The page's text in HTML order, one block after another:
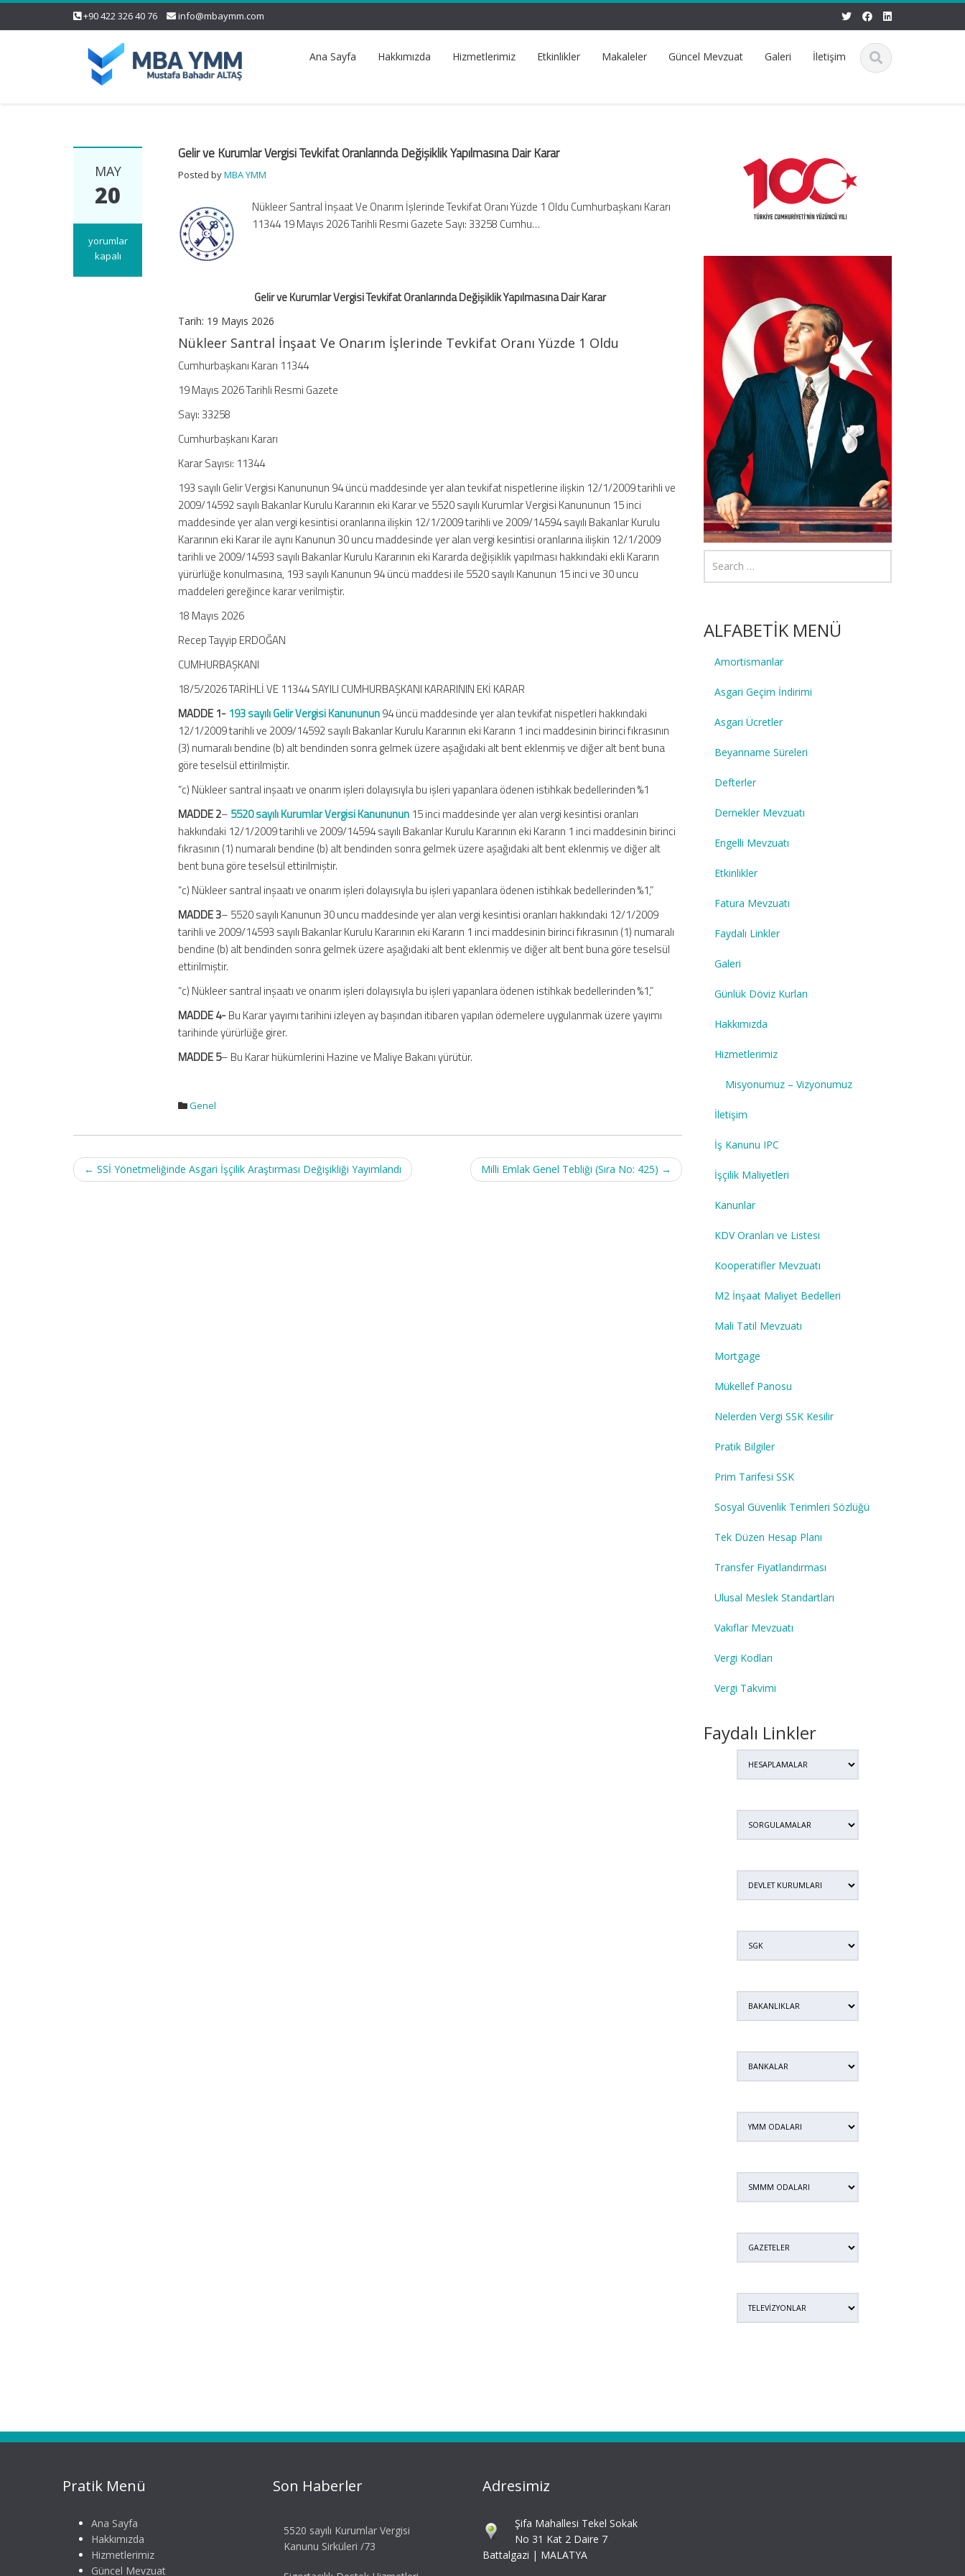
+90 422 326 40 76 info@mbaymm.com
Ana Sayfa Hakkımızda Hizmetlerimiz Etkinlikler Makaleler Güncel Mevzuat Galeri İletişim
MAY
20
Gelir
ve
yorumlar
kapalı
Gelir ve Kurumlar Vergisi Tevkifat Oranlarında Değişiklik Yapılmasına Dair Karar
Posted byMBA YMM
Nükleer Santral İnşaat Ve Onarım İşlerinde Tevkifat Oranı Yüzde 1 Oldu Cumhurbaşkanı Kararı
11344 19 Mayıs 2026 Tarihli Resmi Gazete Sayı: 33258 Cumhu…
Gelir ve Kurumlar Vergisi Tevkifat Oranlarında Değişiklik Yapılmasına Dair Karar
Tarih: 19 Mayıs 2026
Nükleer Santral İnşaat Ve Onarım İşlerinde Tevkifat Oranı Yüzde 1 Oldu
Cumhurbaşkanı Kararı 11344
19 Mayıs 2026 Tarihli Resmi Gazete
Sayı: 33258
Cumhurbaşkanı Kararı
Karar Sayısı: 11344
193 sayılı Gelir Vergisi Kanununun 94 üncü maddesinde yer alan tevkifat nispetlerine ilişkin 12/1/2009 tarihli ve
2009/14592 sayılı Bakanlar Kurulu Kararının eki Karar ve 5520 sayılı Kurumlar Vergisi Kanununun 15 inci
maddesinde yer alan vergi kesintisi oranlarına ilişkin 12/1/2009 tarihli ve 2009/14594 sayılı Bakanlar Kurulu
Kararının eki Karar ile aynı Kanunun 30 uncu maddesinde yer alan vergi kesintisi oranlarına ilişkin 12/1/2009
tarihli ve 2009/14593 sayılı Bakanlar Kurulu Kararının eki Kararda değişiklik yapılması hakkındaki ekli Kararın
yürürlüğe konulmasına, 193 sayılı Kanunun 94 üncü maddesi ile 5520 sayılı Kanunun 15 inci ve 30 uncu
maddeleri gereğince karar verilmiştir.
18 Mayıs 2026
Recep Tayyip ERDOĞAN
CUMHURBAŞKANI
18/5/2026 TARİHLİ VE 11344 SAYILI CUMHURBAŞKANI KARARININ EKİ KARAR
MADDE 1- 193 sayılı Gelir Vergisi Kanununun94 üncü maddesinde yer alan tevkifat nispetleri hakkındaki
12/1/2009 tarihli ve 2009/14592 sayılı Bakanlar Kurulu Kararının eki Kararın 1 inci maddesinin birinci fıkrasının
(3) numaralı bendine (b) alt bendinden sonra gelmek üzere aşağıdaki alt bent eklenmiş ve diğer alt bent buna
göre teselsül ettirilmiştir.
“c) Nükleer santral inşaatı ve onarım işleri dolayısıyla bu işleri yapanlara ödenen istihkak bedellerinden %1
MADDE 2– 5520 sayılı Kurumlar Vergisi Kanununun 15 inci maddesinde yer alan vergi kesintisi oranları
hakkındaki 12/1/2009 tarihli ve 2009/14594 sayılı Bakanlar Kurulu Kararının eki Kararın 1 inci maddesinin birinci
fıkrasının (1) numaralı bendine (b) alt bendinden sonra gelmek üzere aşağıdaki alt bent eklenmiş ve diğer alt
bent buna göre teselsül ettirilmiştir.
“c) Nükleer santral inşaatı ve onarım işleri dolayısıyla bu işleri yapanlara ödenen istihkak bedellerinden %1,”
MADDE 3– 5520 sayılı Kanunun 30 uncu maddesinde yer alan vergi kesintisi oranları hakkındaki 12/1/2009
tarihli ve 2009/14593 sayılı Bakanlar Kurulu Kararının eki Kararın 1 inci maddesinin birinci fıkrasının (1) numaralı
bendine (b) alt bendinden sonra gelmek üzere aşağıdaki alt bent eklenmiş ve diğer alt bent buna göre teselsül
ettirilmiştir.
“c) Nükleer santral inşaatı ve onarım işleri dolayısıyla bu işleri yapanlara ödenen istihkak bedellerinden %1,”
MADDE 4-Bu Karar yayımı tarihini izleyen ay başından itibaren yapılan ödemelere uygulanmak üzere yayımı
tarihinde yürürlüğe girer.
MADDE 5– Bu Karar hükümlerini Hazine ve Maliye Bakanı yürütür.
Genel
Post
navigation
← SSİ Yönetmeliğinde Asgari İşçilik Araştırması Değişikliği Yayımlandı Milli Emlak Genel Tebliği (Sıra No: 425) →
ALFABETİK MENÜ
Amortismanlar
Asgari Geçim İndirimi
Asgari Ücretler
Beyanname Süreleri
Defterler
Dernekler Mevzuatı
Engelli Mevzuatı
Etkinlikler
Fatura Mevzuatı
Faydalı Linkler
Galeri
Günlük Döviz Kurları
Hakkımızda
Hizmetlerimiz
Misyonumuz – Vizyonumuz
İletişim
İş Kanunu IPC
İşçilik Maliyetleri
Kanunlar
KDV Oranları ve Listesi
Kooperatifler Mevzuatı
M2 İnşaat Maliyet Bedelleri
Mali Tatil Mevzuatı
Mortgage
Mükellef Panosu
Nelerden Vergi SSK Kesilir
Pratik Bilgiler
Prim Tarifesi SSK
Sosyal Güvenlik Terimleri Sözlüğü
Tek Düzen Hesap Planı
Transfer Fiyatlandırması
Ulusal Meslek Standartları
Vakıflar Mevzuatı
Vergi Kodları
Vergi Takvimi
Faydalı Linkler
Pratik Menü
Ana Sayfa
Hakkımızda
Hizmetlerimiz
Güncel Mevzuat
Son Haberler
5520 sayılı Kurumlar Vergisi
Kanunu Sirküleri /73
Adresimiz
Şifa Mahallesi Tekel Sokak
No 31 Kat 2 Daire 7
Battalgazi | MALATYA